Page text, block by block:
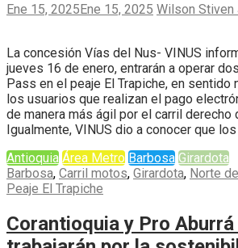
Ene 15, 2025Ene 15, 2025 Wilson Stiven
La concesión Vías del Nus- VINUS
jueves 16 de enero, entrarán a operar
Pass en el peaje El Trapiche, en sentido
los usuarios que realizan el pago
de manera más ágil por el carril derecho
Igualmente, VINUS dio a conocer que
Antioquia Área Metro Barbosa Girardota
Barbosa, Carril motos, Girardota, Norte
Peaje El Trapiche
Corantioquia y Pro